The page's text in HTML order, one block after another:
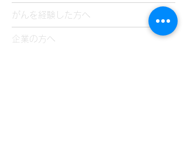
湘南ちがさき防災フォー
ラム2026でご紹介いただ
がんを経験した方へ
企業の方へ